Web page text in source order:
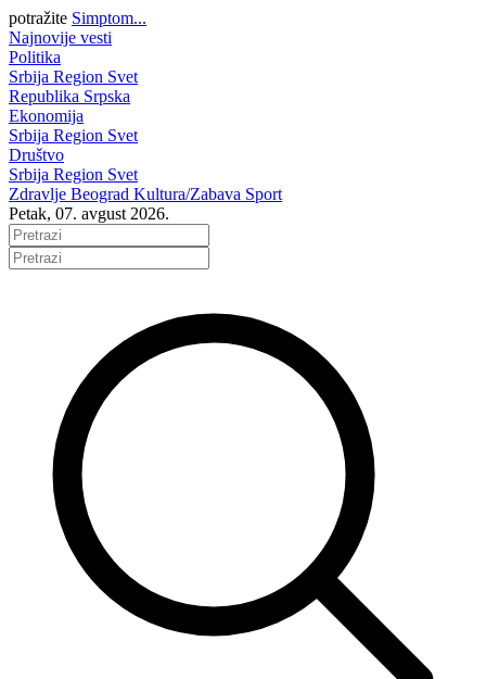
potražite Simptom...
Najnovije vesti
Politika
Srbija Region Svet
Republika Srpska
Ekonomija
Srbija Region Svet
Društvo
Srbija Region Svet
Zdravlje Beograd Kultura/Zabava Sport
Petak, 07. avgust 2026.